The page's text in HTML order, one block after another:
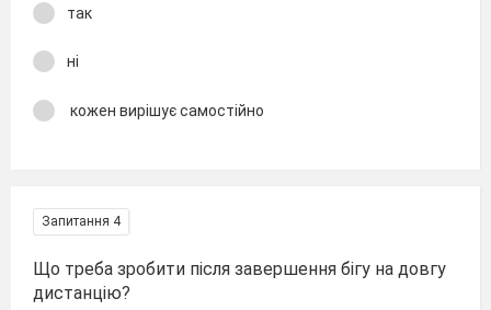
так
ні
кожен вирішує самостійно
Запитання 4
Що треба зробити після завершення бігу на довгу
дистанцію?